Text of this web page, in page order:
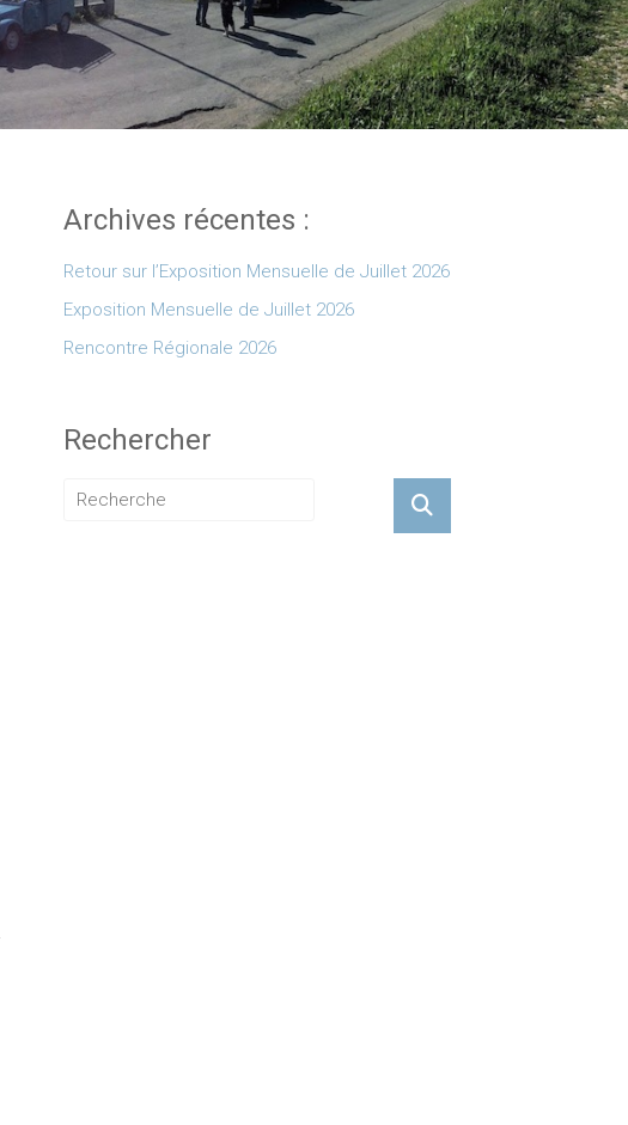
Archives récentes :
Retour sur l’Exposition Mensuelle de Juillet 2026
Exposition Mensuelle de Juillet 2026
Rencontre Régionale 2026
Rechercher